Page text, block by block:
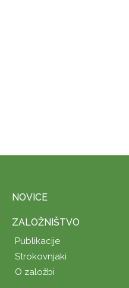
NOVICE
ZALOŽNIŠTVO
Publikacije
Strokovnjaki
O založbi